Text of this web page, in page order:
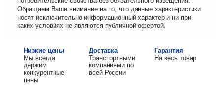
Обращаем Ваше внимание на то, что данные характеристики
носят исключительно информационный характер и ни при
каких условиях не являются публичной офертой.
Низкие цены
Мы всегда
держим
конкурентные
цены
Доставка
Транспортными
компаниями по
всей России
Гарантия
На весь товар